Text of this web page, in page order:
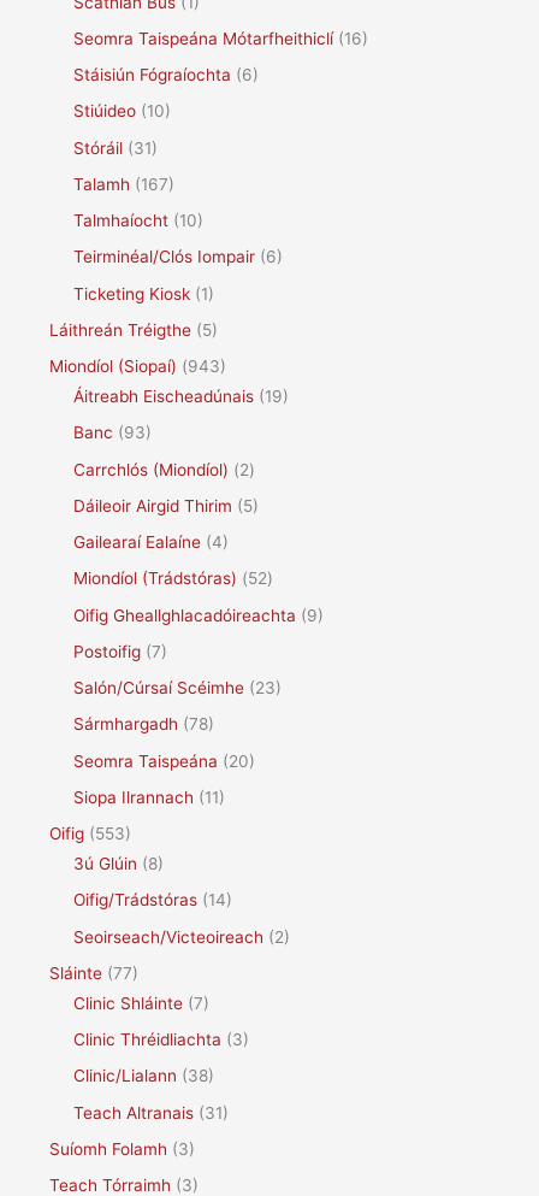
Seomra Taispeána Mótarfheithiclí(16)
Stáisiún Fógraíochta (6)
Stiúideo (10)
Stóráil (31)
Talamh (167)
Talmhaíocht (10)
Teirminéal/Clós Iompair (6)
Ticketing Kiosk (1)
Láithreán Tréigthe (5)
Miondíol (Siopaí) (943)
Áitreabh Eischeadúnais (19)
Banc (93)
Carrchlós (Miondíol) (2)
Dáileoir Airgid Thirim (5)
Gailearaí Ealaíne (4)
Miondíol (Trádstóras) (52)
Oifig Gheallghlacadóireachta (9)
Postoifig (7)
Salón/Cúrsaí Scéimhe (23)
Sármhargadh (78)
Seomra Taispeána (20)
Siopa Ilrannach (11)
Oifig (553)
3ú Glúin (8)
Oifig/Trádstóras (14)
Seoirseach/Victeoireach (2)
Sláinte (77)
Clinic Shláinte (7)
Clinic Thréidliachta (3)
Clinic/Lialann (38)
Teach Altranais (31)
Suíomh Folamh (3)
Teach Tórraimh (3)